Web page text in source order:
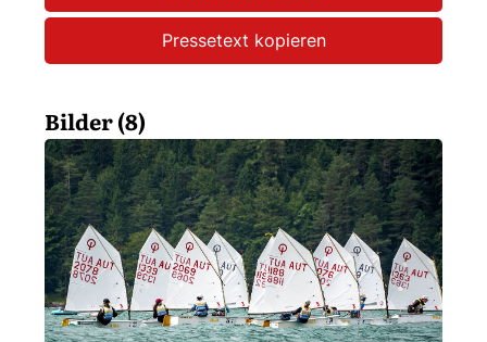
Pressetext kopieren
Bilder (8)